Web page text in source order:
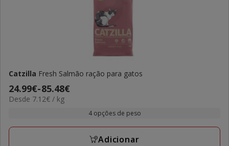
Catzilla Fresh Salmão ração para gatos
Preço
de
a
24.99€-85.48€
7.12€
Desde 7.12€ / kg
4 opções de peso
Adicionar